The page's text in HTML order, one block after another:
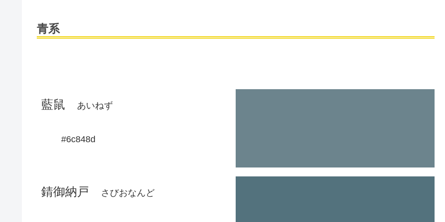
青系
藍鼠 あいねず
#6c848d
錆御納戸 さびおなんど